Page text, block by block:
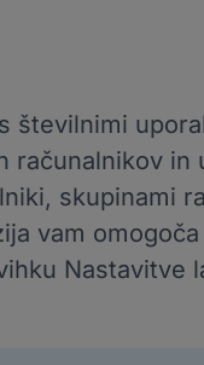
številnimi
in
skupinami
vam
Nastavitve